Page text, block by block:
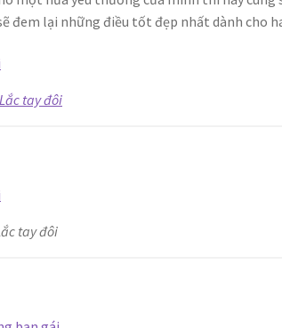
đem lại những điều tốt đẹp nhất dành cho
Lắc tay đôi
tay đôi